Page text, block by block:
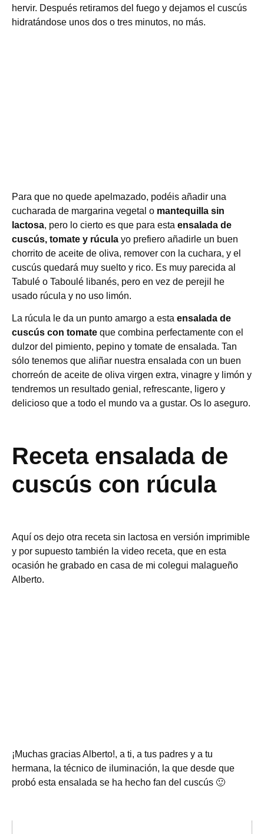
hervir. Después retiramos del fuego y dejamos el cuscús
hidratándose unos dos o tres minutos, no más.
Para que no quede apelmazado, podéis añadir una
cucharada de margarina vegetal o mantequilla sin
lactosa, pero lo cierto es que para esta ensalada de
cuscús, tomate y rúcula yo prefiero añadirle un buen
chorrito de aceite de oliva, remover con la cuchara, y el
cuscús quedará muy suelto y rico. Es muy parecida al
Tabulé o Taboulé libanés, pero en vez de perejil he
usado rúcula y no uso limón.
La rúcula le da un punto amargo a esta ensalada de
cuscús con tomate que combina perfectamente con el
dulzor del pimiento, pepino y tomate de ensalada. Tan
sólo tenemos que aliñar nuestra ensalada con un buen
chorreón de aceite de oliva virgen extra, vinagre y limón y
tendremos un resultado genial, refrescante, ligero y
delicioso que a todo el mundo va a gustar. Os lo aseguro.
Receta ensalada de
cuscús con rúcula
Aquí os dejo otra receta sin lactosa en versión imprimible
y por supuesto también la video receta, que en esta
ocasión he grabado en casa de mi colegui malagueño
Alberto.
¡Muchas gracias Alberto!, a ti, a tus padres y a tu
hermana, la técnico de iluminación, la que desde que
probó esta ensalada se ha hecho fan del cuscús 🙂